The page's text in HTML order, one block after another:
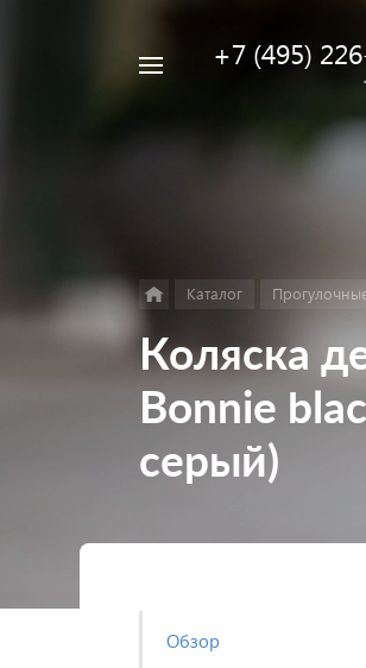
+7 (495)
Каталог
Коляска
Bonnie
серый)
Обзор